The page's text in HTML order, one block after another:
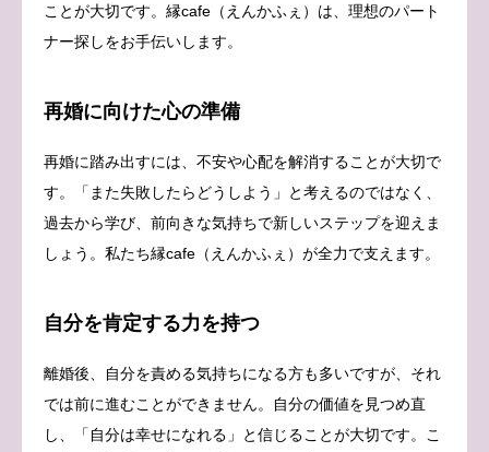
ことが大切です。縁cafe（えんかふぇ）は、理想のパート
ナー探しをお手伝いします。
再婚に向けた心の準備
再婚に踏み出すには、不安や心配を解消することが大切で
す。「また失敗したらどうしよう」と考えるのではなく、
過去から学び、前向きな気持ちで新しいステップを迎えま
しょう。私たち縁cafe（えんかふぇ）が全力で支えます。
自分を肯定する力を持つ
離婚後、自分を責める気持ちになる方も多いですが、それ
では前に進むことができません。自分の価値を見つめ直
し、「自分は幸せになれる」と信じることが大切です。こ